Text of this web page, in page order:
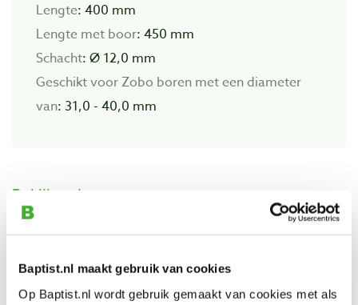
Baptist.nl maakt gebruik van cookies
Op Baptist.nl wordt gebruik gemaakt van cookies met als
Lengte: 400 mm
Lengte met boor: 450 mm
Schacht: Ø 12,0 mm
Geschikt voor Zobo boren met een diameter
van: 31,0 - 40,0 mm
Bekijk ook
35,0 mm
Artikelnummer: 30026